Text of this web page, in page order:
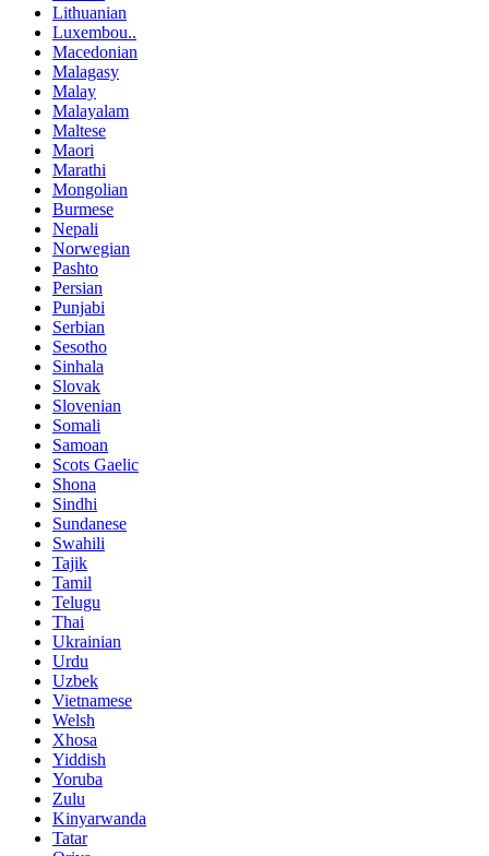
Lithuanian
Luxembou..
Macedonian
Malagasy
Malay
Malayalam
Maltese
Maori
Marathi
Mongolian
Burmese
Nepali
Norwegian
Pashto
Persian
Punjabi
Serbian
Sesotho
Sinhala
Slovak
Slovenian
Somali
Samoan
Scots Gaelic
Shona
Sindhi
Sundanese
Swahili
Tajik
Tamil
Telugu
Thai
Ukrainian
Urdu
Uzbek
Vietnamese
Welsh
Xhosa
Yiddish
Yoruba
Zulu
Kinyarwanda
Tatar